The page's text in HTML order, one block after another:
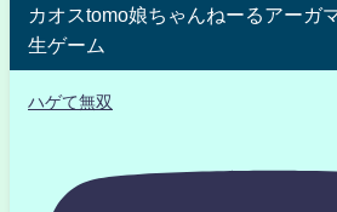
カオスtomo娘ちゃんねーるアーガ
生ゲーム
ハゲて無双